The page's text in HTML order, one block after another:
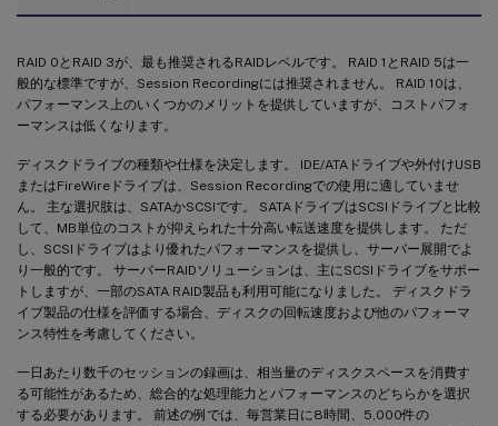
RAID 0とRAID 3が、最も推奨されるRAIDレベルです。 RAID 1とRAID 5は一
般的な標準ですが、Session Recordingには推奨されません。 RAID 10は、
パフォーマンス上のいくつかのメリットを提供していますが、コストパフォ
ーマンスは低くなります。
ディスクドライブの種類や仕様を決定します。 IDE/ATAドライブや外付けUSB
またはFireWireドライブは、Session Recordingでの使用に適していませ
ん。 主な選択肢は、SATAかSCSIです。 SATAドライブはSCSIドライブと比較
して、MB単位のコストが抑えられた十分高い転送速度を提供します。 ただ
し、SCSIドライブはより優れたパフォーマンスを提供し、サーバー展開でよ
り一般的です。 サーバーRAIDソリューションは、主にSCSIドライブをサポー
トしますが、一部のSATA RAID製品も利用可能になりました。 ディスクドラ
イブ製品の仕様を評価する場合、ディスクの回転速度および他のパフォーマ
ンス特性を考慮してください。
一日あたり数千のセッションの録画は、相当量のディスクスペースを消費す
る可能性があるため、総合的な処理能力とパフォーマンスのどちらかを選択
する必要があります。 前述の例では、毎営業日に8時間、5,000件の